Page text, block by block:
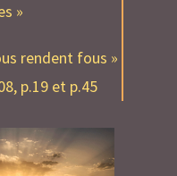
»
rendent fous »
p.19 et p.45